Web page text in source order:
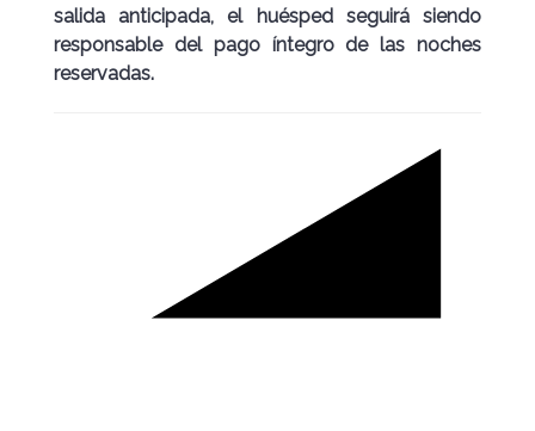
salida anticipada, el huésped seguirá siendo
responsable del pago íntegro de las noches
reservadas.